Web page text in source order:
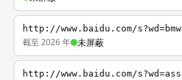
http://www.baidu.com/s?wd=bmw
截至 2026 年 未屏蔽
http://www.baidu.com/s?wd=ass